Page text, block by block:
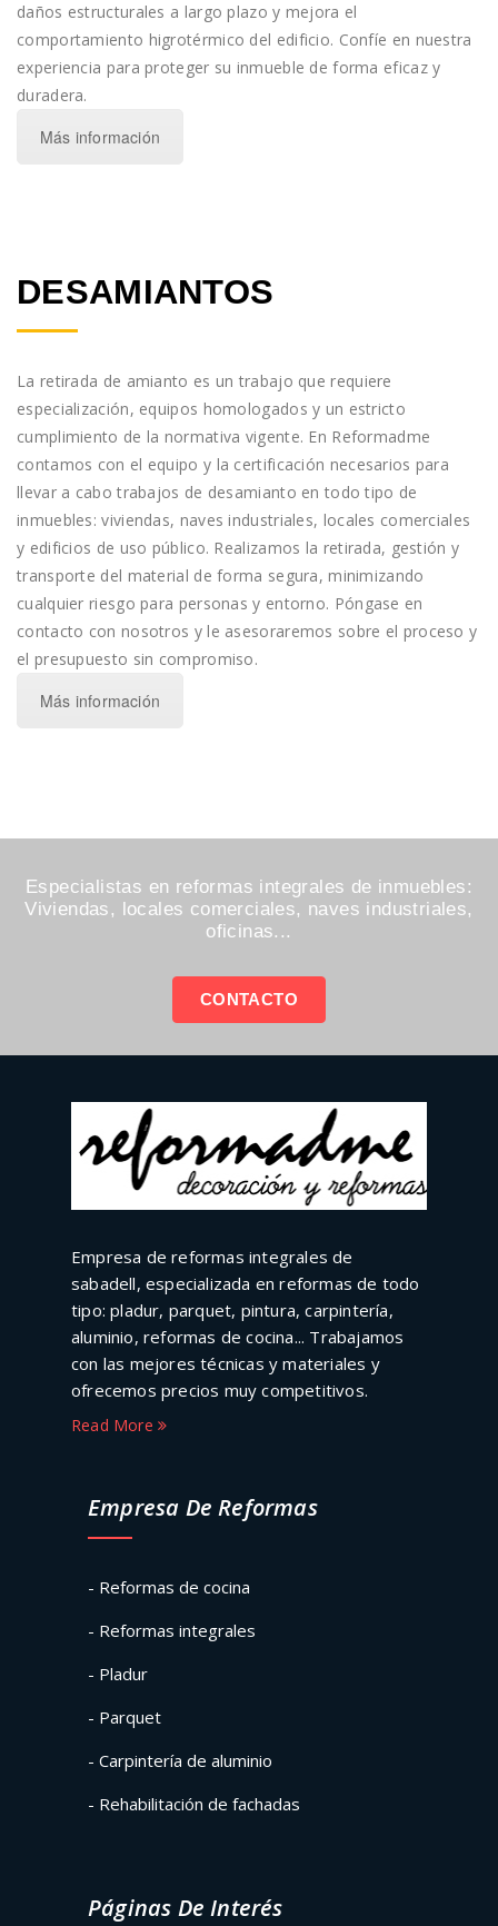
daños estructurales a largo plazo y mejora el
comportamiento higrotérmico del edificio. Confíe en nuestra
experiencia para proteger su inmueble de forma eficaz y
duradera.
Más información
DESAMIANTOS
La retirada de amianto es un trabajo que requiere
especialización, equipos homologados y un estricto
cumplimiento de la normativa vigente. En Reformadme
contamos con el equipo y la certificación necesarios para
llevar a cabo trabajos de desamianto en todo tipo de
inmuebles: viviendas, naves industriales, locales comerciales
y edificios de uso público. Realizamos la retirada, gestión y
transporte del material de forma segura, minimizando
cualquier riesgo para personas y entorno. Póngase en
contacto con nosotros y le asesoraremos sobre el proceso y
el presupuesto sin compromiso.
Más información
Especialistas en reformas integrales de inmuebles:
Viviendas, locales comerciales, naves industriales,
oficinas...
CONTACTO
Empresa de reformas integrales de
sabadell, especializada en reformas de todo
tipo: pladur, parquet, pintura, carpintería,
aluminio, reformas de cocina... Trabajamos
con las mejores técnicas y materiales y
ofrecemos precios muy competitivos.
Read More
Empresa De Reformas
- Reformas de cocina
- Reformas integrales
- Pladur
- Parquet
- Carpintería de aluminio
- Rehabilitación de fachadas
Páginas De Interés